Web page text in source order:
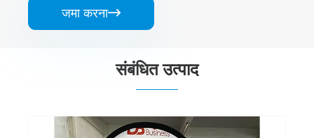
जमा करना
संबंधित उत्पाद